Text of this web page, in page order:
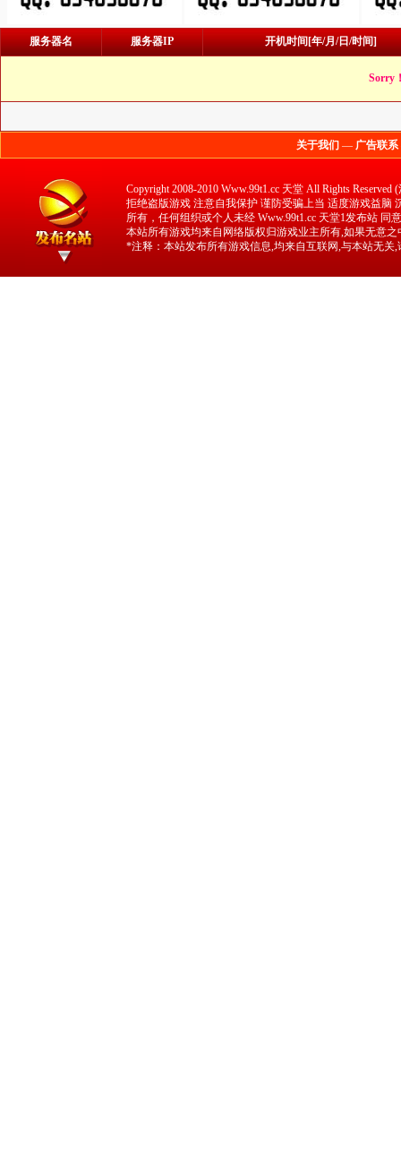
服务器名 服务器IP 开机时间[年/月/日/时间]
Sorry
关于我们 — 广告联系
Copyright 2008-2010 Www.99t1.cc 天堂 All Rights
拒绝盗版游戏 注意自我保护 谨防受骗上当 适度游戏益脑
所有，任何组织或个人未经 Www.99t1.cc 天堂1发布站 同
本站所有游戏均来自网络版权归游戏业主所有,如果无意
*注释：本站发布所有游戏信息,均来自互联网,与本站无